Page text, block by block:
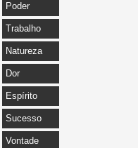
Poder
Trabalho
Natureza
Dor
Espírito
Sucesso
Vontade